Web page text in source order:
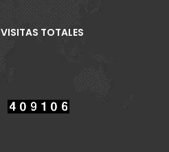
VISITAS TOTALES